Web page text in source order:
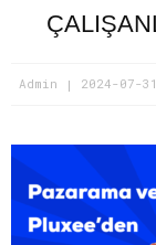
Admin 2024-07-31